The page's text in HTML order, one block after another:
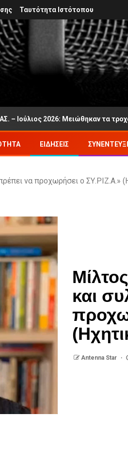
Ταυτότητα Ιστότοπου
2026: Μειώθηκαν τα τροχαία
ΕΙΔΉΣΕΙΣ
να προχωρήσει ο ΣΥ.ΡΙΖ.Α.»
και
Antenna Star